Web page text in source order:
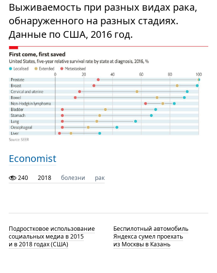
Выживаемость при разных видах рака,
обнаруженного на разных стадиях.
Данные по США, 2016 год.
Economist
240 2018 болезни рак
Подростковое использование
социальных медиа в 2015
и в 2018 годах (США)
Беспилотный автомобиль
Яндекса сумел проехать
из Москвы в Казань